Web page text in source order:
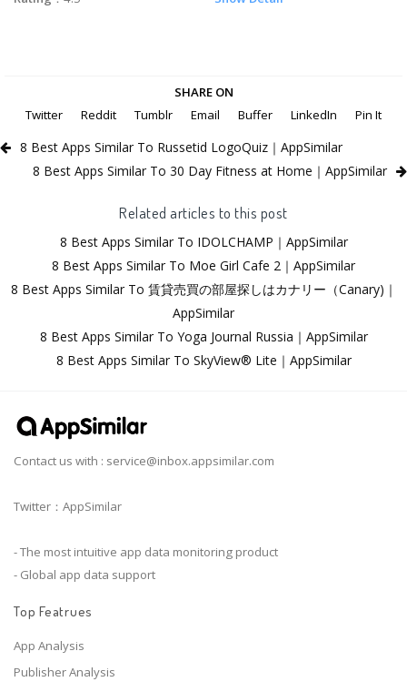
SHARE ON
Twitter
Reddit Tumblr Email Buffer LinkedIn Pin It
8 Best Apps Similar To Russetid LogoQuiz｜AppSimilar
8 Best Apps Similar To 30 Day Fitness at Home｜AppSimilar
Related articles to this post
8 Best Apps Similar To IDOLCHAMP｜AppSimilar
8 Best Apps Similar To Moe Girl Cafe 2｜AppSimilar
8 Best Apps Similar To 賃貸売買の部屋探しはカナリー（Canary)｜
AppSimilar
8 Best Apps Similar To Yoga Journal Russia｜AppSimilar
8 Best Apps Similar To SkyView® Lite｜AppSimilar
Contact us with : service@inbox.appsimilar.com
Twitter：AppSimilar
- The most intuitive app data monitoring product
- Global app data support
Top Featrues
App Analysis
Publisher Analysis